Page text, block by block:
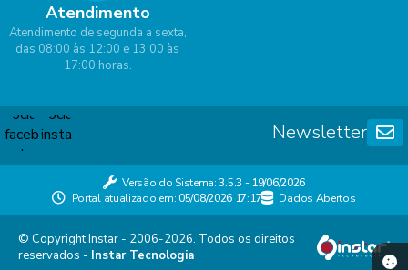
Atendimento
Atendimento de segunda a sexta,
das 08:00 às 12:00 e 13:00 às
17:00 horas.
Newsletter
Versão do Sistema:3.5.3 - 19/06/2026
Portal atualizado em:05/08/2026 17:17 Dados Abertos
© Copyright Instar - 2006-2026. Todos os direitos
reservados - Instar Tecnologia